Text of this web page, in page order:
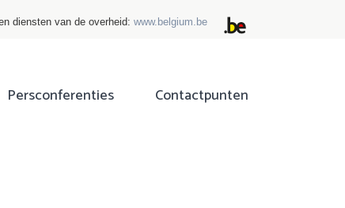
diensten van de overheid: www.belgium.be
Persconferenties Contactpunten